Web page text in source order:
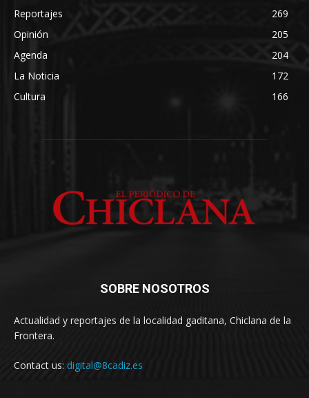
Reportajes
269
Opinión
205
Agenda
204
La Noticia
172
Cultura
166
SOBRE NOSOTROS
Actualidad y reportajes de la localidad gaditana, Chiclana de la
Frontera.
Contact us: digital@8cadiz.es